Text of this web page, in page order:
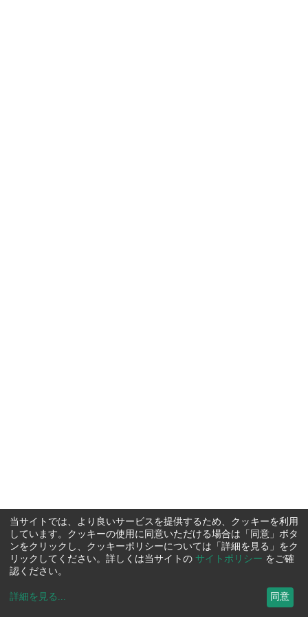
当サイトでは、より良いサービスを提供するため、クッキーを利用
しています。クッキーの使用に同意いただける場合は「同意」ボタ
ンをクリックし、クッキーポリシーについては「詳細を見る」をク
リックしてください。詳しくは当サイトの サイトポリシー をご確
認ください。
詳細を見る ... 同意